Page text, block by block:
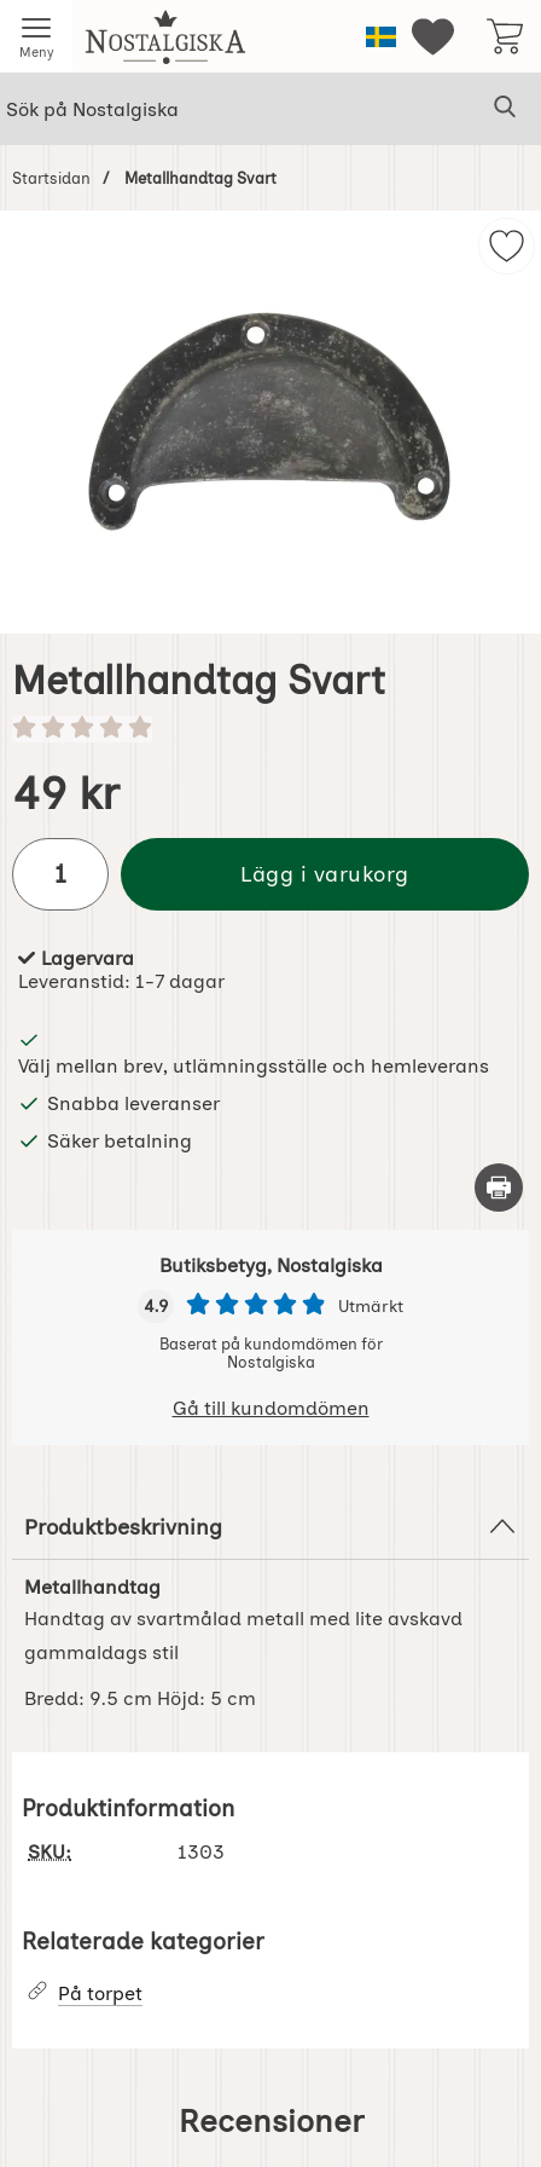
Meny Startsidan för NostalgiskaSverigeMina
Startsidan Metallhandtag Svart
Metallhandtag Svart
Handla denna produkt Metallhandtag Svart
pris
49 kr
antal
Lägg i varukorg
Tillgänglighet:
Lagervara
Leveranstid: 1-7 dagar
Välj mellan brev, utlämningsställe och hemleverans
Snabba leveranser
Säker betalning
Skriv
Butiksbetyg, Nostalgiska
4.9 Utmärkt
Baserat på kundomdömen för
Nostalgiska
Gå till kundomdömen
Produktbeskrivning
Metallhandtag
Handtag av svartmålad metall med lite avskavd
gammaldags stil
Bredd: 9.5 cm Höjd: 5 cm
Produktinformation
SKU: 1303
Relaterade kategorier
På torpet
Recensioner